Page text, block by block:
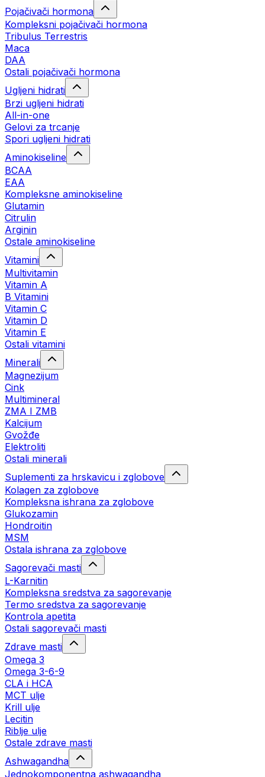
Pojačivači hormona
Kompleksni pojačivači hormona
Tribulus Terrestris
Maca
DAA
Ostali pojačivači hormona
Ugljeni hidrati
Brzi ugljeni hidrati
All-in-one
Gelovi za trcanje
Spori ugljeni hidrati
Aminokiseline
BCAA
ЕАА
Kompleksne aminokiseline
Glutamin
Citrulin
Arginin
Ostale aminokiseline
Vitamini
Multivitamin
Vitamin A
B Vitamini
Vitamin C
Vitamin D
Vitamin E
Ostali vitamini
Minerali
Magnezijum
Cink
Multimineral
ZMA I ZMB
Kalcijum
Gvožđe
Elektroliti
Ostali minerali
Suplementi za hrskavicu i zglobove
Kolagen za zglobove
Kompleksna ishrana za zglobove
Glukozamin
Hondroitin
MSM
Ostala ishrana za zglobove
Sagorevači masti
L-Karnitin
Kompleksna sredstva za sagorevanje
Termo sredstva za sagorevanje
Kontrola apetita
Ostali sagorevači masti
Zdrave masti
Omega 3
Omega 3-6-9
CLA i HCA
MCT ulje
Krill ulje
Lecitin
Riblje ulje
Ostale zdrave masti
Ashwagandha
Jednokomponentna ashwagandha